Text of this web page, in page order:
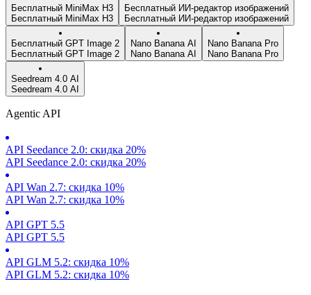
Бесплатный MiniMax H3
Бесплатный MiniMax H3
Бесплатный ИИ-редактор изображений
Бесплатный ИИ-редактор изображений
Бесплатный GPT Image 2
Бесплатный GPT Image 2
Nano Banana AI
Nano Banana AI
Nano Banana Pro
Nano Banana Pro
Seedream 4.0 AI
Seedream 4.0 AI
Agentic API
API Seedance 2.0: скидка 20%
API Seedance 2.0: скидка 20%
API Wan 2.7: скидка 10%
API Wan 2.7: скидка 10%
API GPT 5.5
API GPT 5.5
API GLM 5.2: скидка 10%
API GLM 5.2: скидка 10%